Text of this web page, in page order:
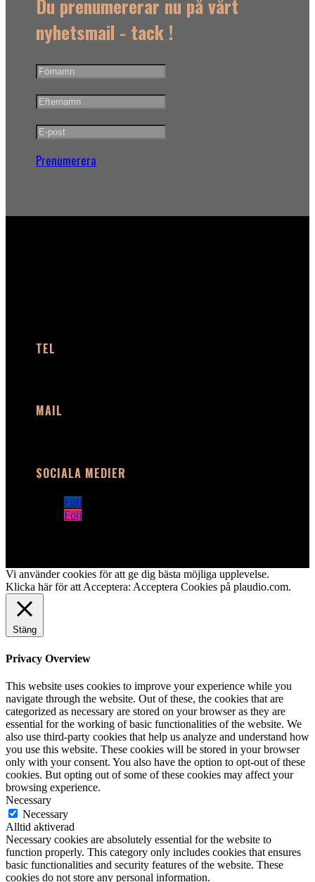
Du prenumererar nu på vårt
nyhetsmail - tack !
Prenumerera
TEL
MAIL
SOCIALA MEDIER
Följ
Följ
Vi använder cookies för att ge dig bästa möjliga upplevelse.
Klicka här för att Acceptera: Acceptera Cookies på plaudio.com.
Stäng
Privacy Overview
This website uses cookies to improve your experience while you
navigate through the website. Out of these, the cookies that are
categorized as necessary are stored on your browser as they are
essential for the working of basic functionalities of the website. We
also use third-party cookies that help us analyze and understand how
you use this website. These cookies will be stored in your browser
only with your consent. You also have the option to opt-out of these
cookies. But opting out of some of these cookies may affect your
browsing experience.
Necessary
Necessary
Alltid aktiverad
Necessary cookies are absolutely essential for the website to
function properly. This category only includes cookies that ensures
basic functionalities and security features of the website. These
cookies do not store any personal information.